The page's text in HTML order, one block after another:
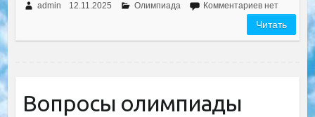
admin 12.11.2025 Олимпиада Комментариев нет
Читать
Вопросы олимпиады